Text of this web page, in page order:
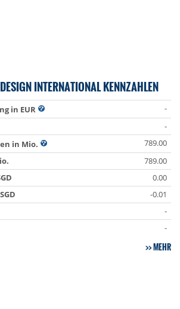
INTERNATIONAL KENNZAHLEN
in EUR
-
-
in Mio.
789.00
789.00
0.00
-0.01
-
-
MEHR